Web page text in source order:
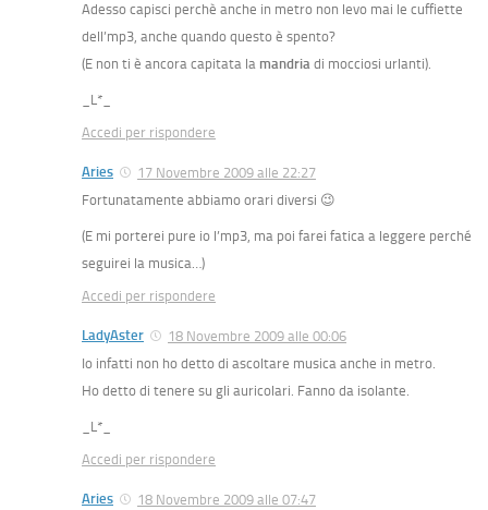
Adesso capisci perchè anche in metro non levo mai le cuffiette
dell’mp3, anche quando questo è spento?
(E non ti è ancora capitata la mandria di mocciosi urlanti).
_L*_
Accedi per rispondere
Aries
17 Novembre 2009 alle 22:27
Fortunatamente abbiamo orari diversi 😉
(E mi porterei pure io l’mp3, ma poi farei fatica a leggere perché
seguirei la musica…)
Accedi per rispondere
LadyAster
18 Novembre 2009 alle 00:06
Io infatti non ho detto di ascoltare musica anche in metro.
Ho detto di tenere su gli auricolari. Fanno da isolante.
_L*_
Accedi per rispondere
Aries
18 Novembre 2009 alle 07:47